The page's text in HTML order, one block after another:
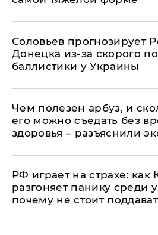
Соловьев прогнозирует
Донецка из-за скорого
баллистики у Украины
Чем полезен арбуз, и
его можно съедать без
здоровья – разъяснили
РФ играет на страхе: как
разгоняет панику среди
почему не стоит